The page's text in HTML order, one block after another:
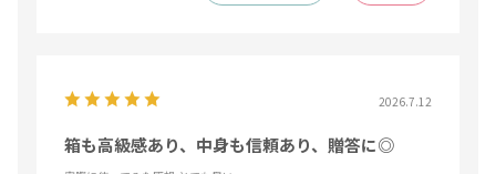
2026.7.12
箱も高級感あり、中身も信頼あり、贈答に◎